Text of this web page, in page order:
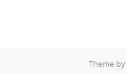
Theme by